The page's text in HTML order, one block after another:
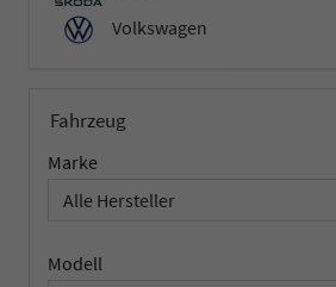
Volkswagen
Fahrzeug
Marke
Modell